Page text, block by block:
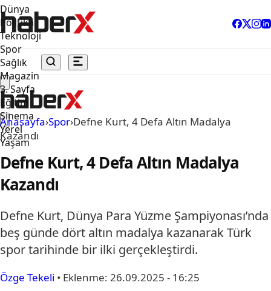
Dünya
Politika
Teknoloji
Spor
Sağlık
Magazin
3. Sayfa
Eğitim
Sinema
Yerel
Yaşam
Anasayfa›Spor›Defne Kurt, 4 Defa Altın Madalya
Kazandı
Defne Kurt, 4 Defa Altın Madalya
Kazandı
Defne Kurt, Dünya Para Yüzme Şampiyonası’nda
beş günde dört altın madalya kazanarak Türk
spor tarihinde bir ilki gerçekleştirdi.
Özge Tekeli • Eklenme: 26.09.2025 - 16:25